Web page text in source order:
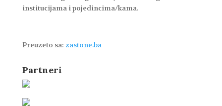
institucijama i pojedincima/kama.
Preuzeto sa: zastone.ba
Partneri